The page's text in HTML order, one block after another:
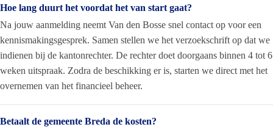
Hoe lang duurt het voordat het van start gaat?
Na jouw aanmelding neemt Van den Bosse snel contact op voor een
kennismakingsgesprek. Samen stellen we het verzoekschrift op dat we
indienen bij de kantonrechter. De rechter doet doorgaans binnen 4 tot 6
weken uitspraak. Zodra de beschikking er is, starten we direct met het
overnemen van het financieel beheer.
Betaalt de gemeente Breda de kosten?